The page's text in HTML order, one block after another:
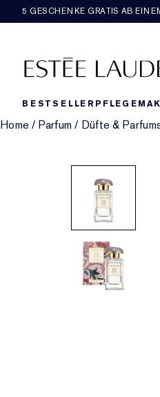
5 GESCHENKE GRATIS AB
BESTSELLER PFLEGE
Home / Parfum / Düfte &